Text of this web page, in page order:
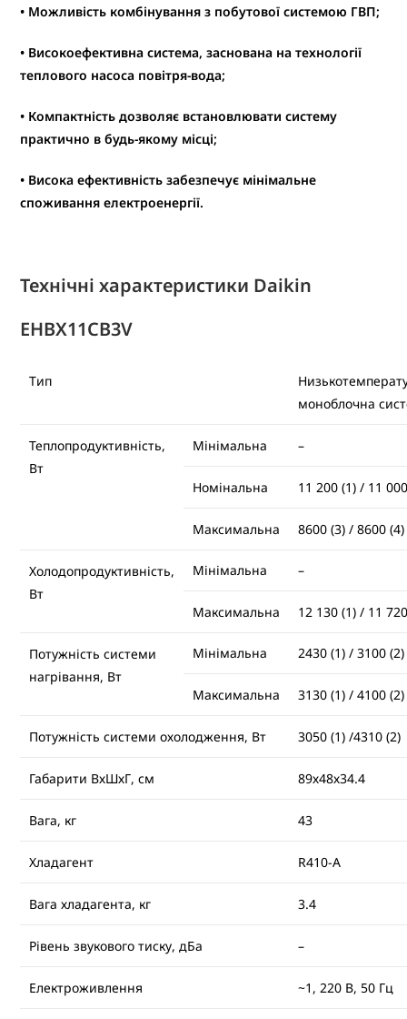
• Можливість комбінування з побутової системою ГВП;
• Високоефективна система, заснована на технології
теплового насоса повітря-вода;
• Компактність дозволяє встановлювати систему
практично в будь-якому місці;
• Висока ефективність забезпечує мінімальне
споживання електроенергії.
Технічні характеристики Daikin
EHBX11CB3V
Тип
моноблочна
Теплопродуктивність,
Вт
Мінімальна –
Номінальна 11 200 (1) / 11
Максимальна 8600 (3) / 8600 (4)
Холодопродуктивність,
Вт
Мінімальна –
Максимальна 12 130 (1) / 11
Потужність системи
нагрівання, Вт
Мінімальна 2430 (1) / 3100 (2)
Максимальна 3130 (1) / 4100 (2)
Потужність системи охолодження, Вт 3050 (1) /4310 (2)
Габарити ВхШхГ, см 89х48х34.4
Вага, кг 43
Хладагент R410-A
Вага хладагента, кг 3.4
Рівень звукового тиску, дБа –
Електроживлення ~1, 220 В, 50 Гц